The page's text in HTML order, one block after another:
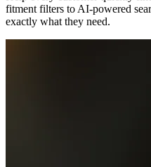
fitment filters to AI-powered
exactly what they need.